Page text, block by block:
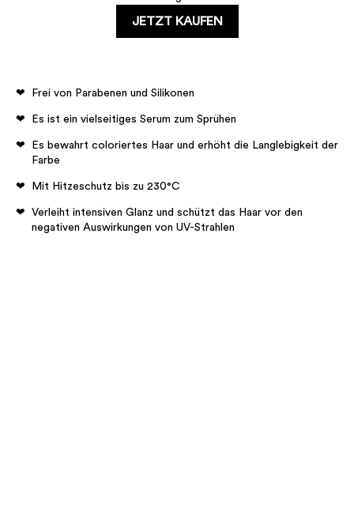
JETZT KAUFEN
Frei von Parabenen und Silikonen
Es ist ein vielseitiges Serum zum Sprühen
Es bewahrt coloriertes Haar und erhöht die Langlebigkeit der
Farbe
Mit Hitzeschutz bis zu 230°C
Verleiht intensiven Glanz und schützt das Haar vor den
negativen Auswirkungen von UV-Strahlen